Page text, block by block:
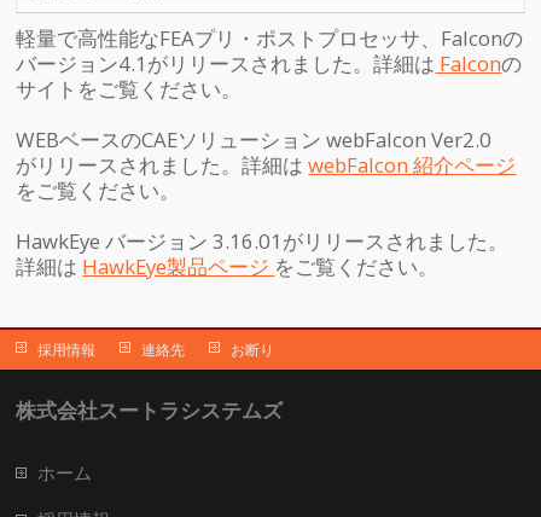
軽量で高性能なFEAプリ・ポストプロセッサ、Falconの
バージョン4.1がリリースされました。詳細は Falconの
サイトをご覧ください。
WEBベースのCAEソリューション webFalcon Ver2.0
がリリースされました。詳細はwebFalcon 紹介ページ
をご覧ください。
HawkEye バージョン 3.16.01がリリースされました。
詳細は HawkEye製品ページ をご覧ください。
採用情報 連絡先 お断り
株式会社スートラシステムズ
ホーム